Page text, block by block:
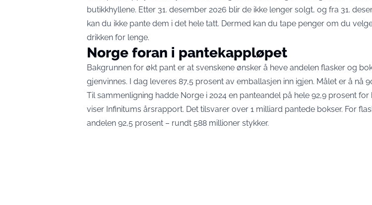
butikkhyllene. Etter 31. desember 2026 blir de ikke lenger solgt, og fra 31.
kan du ikke pante dem i det hele tatt. Dermed kan du tape penger om du
drikken for lenge.
Norge foran i pantekappløpet
Bakgrunnen for økt pant er at svenskene ønsker å heve andelen flasker og
gjenvinnes. I dag leveres 87,5 prosent av emballasjen inn igjen. Målet er å nå
Til sammenligning hadde Norge i 2024 en panteandel på hele 92,9 prosent for
viser Infinitums årsrapport. Det tilsvarer over 1 milliard pantede bokser. For
andelen 92,5 prosent – rundt 588 millioner stykker.